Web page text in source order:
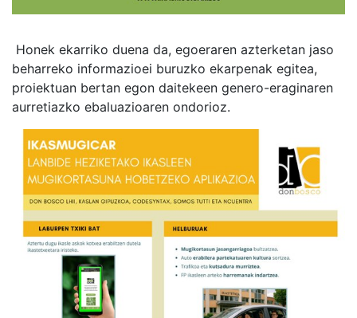
Honek ekarriko duena da, egoeraren azterketan jaso
beharreko informazioei buruzko ekarpenak egitea,
proiektuan bertan egon daitekeen genero-eraginaren
aurretiazko ebaluazioaren ondorioz.